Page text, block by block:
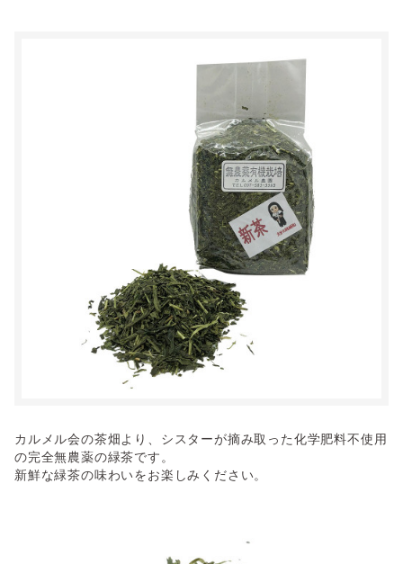
カルメル会の茶畑より、シスターが摘み取った化学肥料不使用
の完全無農薬の緑茶です。
新鮮な緑茶の味わいをお楽しみください。